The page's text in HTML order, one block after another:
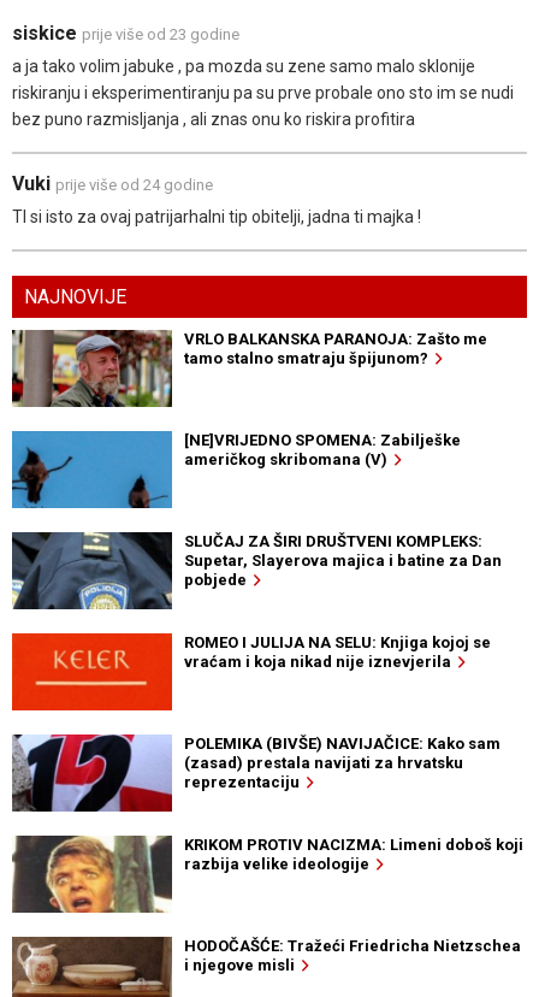
siskice prije više od 23 godine
a ja tako volim jabuke , pa mozda su zene samo malo sklonije
riskiranju i eksperimentiranju pa su prve probale ono sto im se nudi
bez puno razmisljanja , ali znas onu ko riskira profitira
Vuki prije više od 24 godine
TI si isto za ovaj patrijarhalni tip obitelji, jadna ti majka !
NAJNOVIJE
VRLO BALKANSKA PARANOJA: Zašto me
tamo stalno smatraju špijunom?
[NE]VRIJEDNO SPOMENA: Zabilješke
američkog skribomana (V)
SLUČAJ ZA ŠIRI DRUŠTVENI KOMPLEKS:
Supetar, Slayerova majica i batine za Dan
pobjede
ROMEO I JULIJA NA SELU: Knjiga kojoj se
vraćam i koja nikad nije iznevjerila
POLEMIKA (BIVŠE) NAVIJAČICE: Kako sam
(zasad) prestala navijati za hrvatsku
reprezentaciju
KRIKOM PROTIV NACIZMA: Limeni doboš koji
razbija velike ideologije
HODOČAŠĆE: Tražeći Friedricha Nietzschea
i njegove misli